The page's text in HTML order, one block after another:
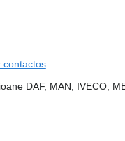
contactos
DAF, MAN, IVECO,